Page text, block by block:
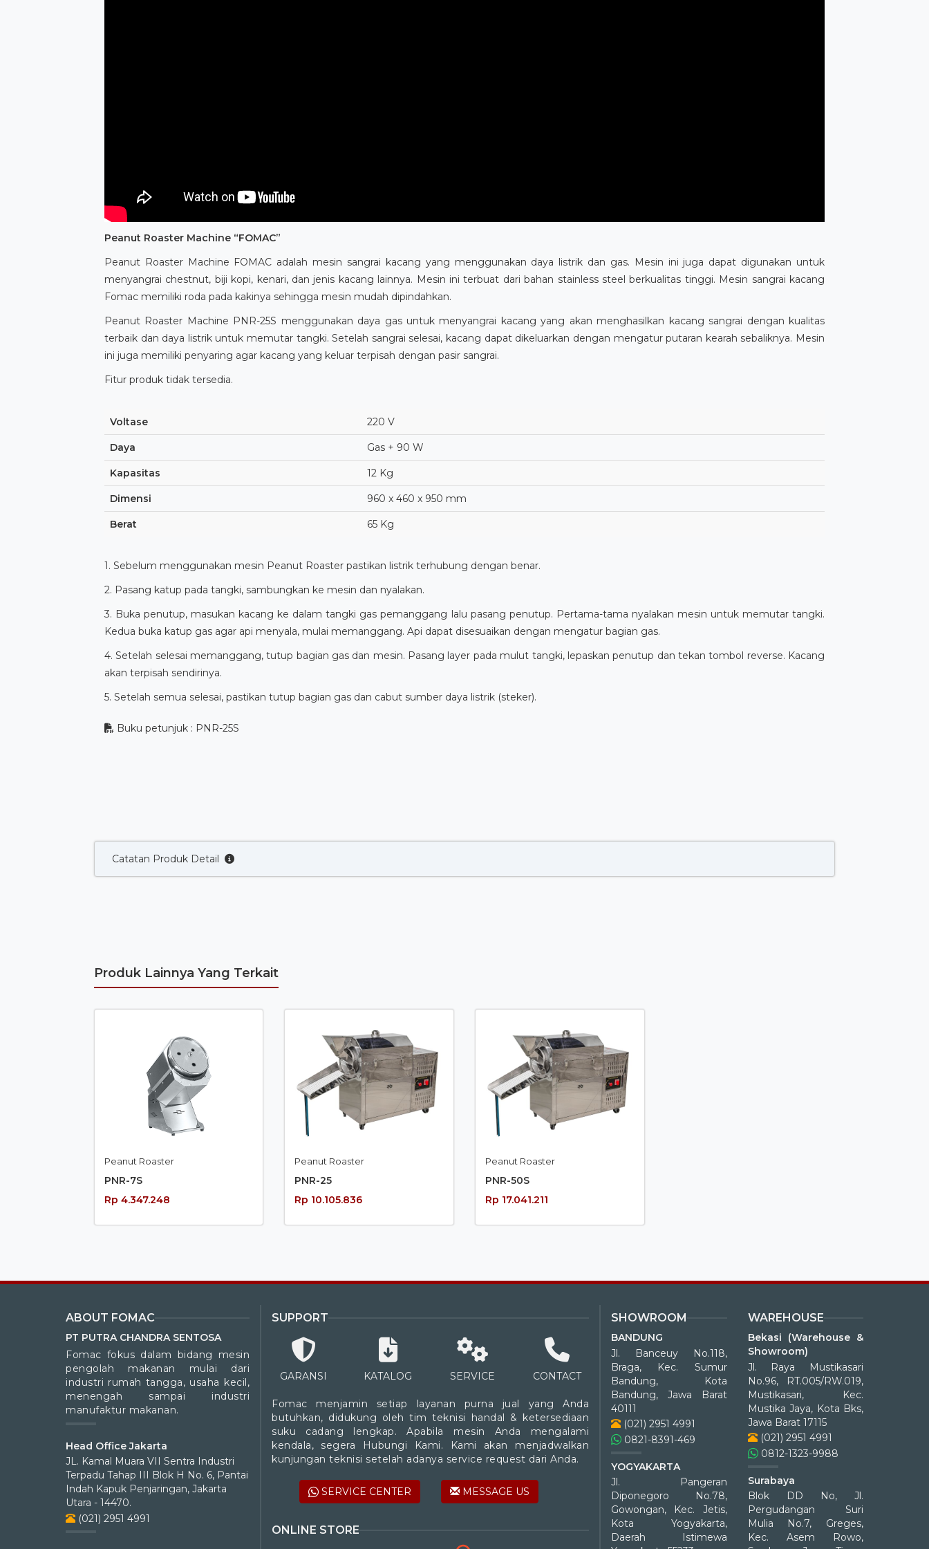
Peanut Roaster Machine “FOMAC”
Peanut Roaster Machine FOMAC adalah mesin sangrai kacang yang menggunakan daya listrik dan gas. Mesin ini juga dapat digunakan untuk
menyangrai chestnut, biji kopi, kenari, dan jenis kacang lainnya. Mesin ini terbuat dari bahan stainless steel berkualitas tinggi. Mesin sangrai kacang
Fomac memiliki roda pada kakinya sehingga mesin mudah dipindahkan.
Peanut Roaster Machine PNR-25S menggunakan daya gas untuk menyangrai kacang yang akan menghasilkan kacang sangrai dengan kualitas
terbaik dan daya listrik untuk memutar tangki. Setelah sangrai selesai, kacang dapat dikeluarkan dengan mengatur putaran kearah sebaliknya. Mesin
ini juga memiliki penyaring agar kacang yang keluar terpisah dengan pasir sangrai.
Fitur produk tidak tersedia.
Voltase 220 V
Daya Gas + 90 W
Kapasitas 12 Kg
Dimensi 960 x 460 x 950 mm
Berat 65 Kg
1. Sebelum menggunakan mesin Peanut Roaster pastikan listrik terhubung dengan benar.
2. Pasang katup pada tangki, sambungkan ke mesin dan nyalakan.
3. Buka penutup, masukan kacang ke dalam tangki gas pemanggang lalu pasang penutup. Pertama-tama nyalakan mesin untuk memutar tangki.
Kedua buka katup gas agar api menyala, mulai memanggang. Api dapat disesuaikan dengan mengatur bagian gas.
4. Setelah selesai memanggang, tutup bagian gas dan mesin. Pasang layer pada mulut tangki, lepaskan penutup dan tekan tombol reverse. Kacang
akan terpisah sendirinya.
5. Setelah semua selesai, pastikan tutup bagian gas dan cabut sumber daya listrik (steker).
Buku petunjuk : PNR-25S
Catatan Produk Detail
Produk Lainnya Yang Terkait
Peanut Roaster
PNR-7S
Rp 4.347.248
Peanut Roaster
PNR-25
Rp 10.105.836
Peanut Roaster
PNR-50S
Rp 17.041.211
ABOUT FOMAC
PT PUTRA CHANDRA SENTOSA
Fomac fokus dalam bidang mesin
pengolah makanan mulai dari
industri rumah tangga, usaha kecil,
menengah sampai industri
manufaktur makanan.
Head Office Jakarta
JL. Kamal Muara VII Sentra Industri
Terpadu Tahap III Blok H No. 6, Pantai
Indah Kapuk Penjaringan, Jakarta
Utara - 14470.
(021) 2951 4991
SUPPORT
GARANSI KATALOG SERVICE CONTACT
Fomac menjamin setiap layanan purna jual yang Anda
butuhkan, didukung oleh tim teknisi handal & ketersediaan
suku cadang lengkap. Apabila mesin Anda mengalami
kendala, segera Hubungi Kami. Kami akan menjadwalkan
kunjungan teknisi setelah adanya service request dari Anda.
SERVICE CENTER MESSAGE US
ONLINE STORE
SHOWROOM
BANDUNG
Jl. Banceuy No.118,
Braga, Kec. Sumur
Bandung, Kota
Bandung, Jawa Barat
40111
(021) 2951 4991
0821-8391-469
YOGYAKARTA
Jl. Pangeran
Diponegoro No.78,
Gowongan, Kec. Jetis,
Kota Yogyakarta,
Daerah Istimewa
WAREHOUSE
Bekasi (Warehouse &
Showroom)
Jl. Raya Mustikasari
No.96, RT.005/RW.019,
Mustikasari, Kec.
Mustika Jaya, Kota Bks,
Jawa Barat 17115
(021) 2951 4991
0812-1323-9988
Surabaya
Blok DD No, Jl.
Pergudangan Suri
Mulia No.7, Greges,
Kec. Asem Rowo,